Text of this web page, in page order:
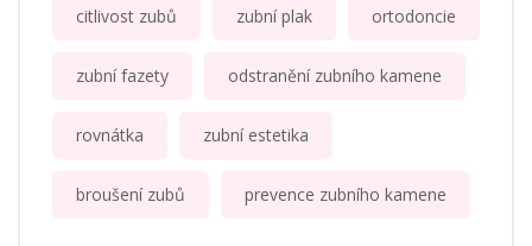
citlivost zubů zubní plak ortodoncie
zubní fazety odstranění zubního kamene
rovnátka zubní estetika
broušení zubů prevence zubního kamene